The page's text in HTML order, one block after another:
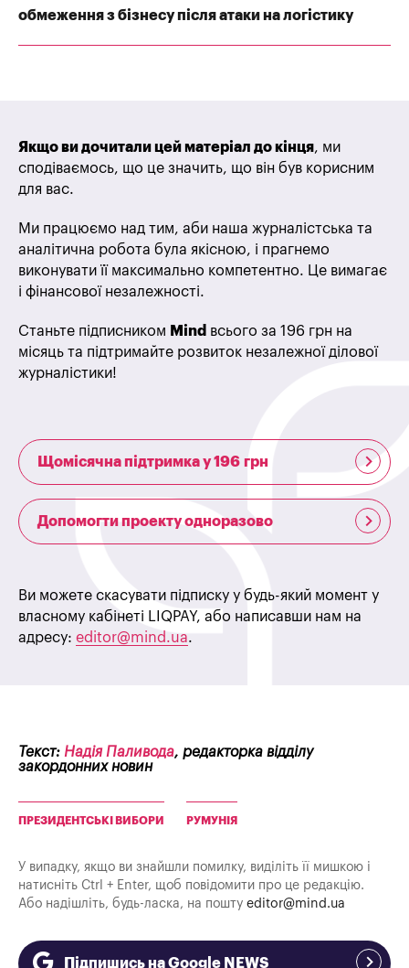
обмеження з бізнесу після атаки на логістику
Якщо ви дочитали цей матеріал до кінця, ми
сподіваємось, що це значить, що він був корисним
для вас.
Ми працюємо над тим, аби наша журналістська та
аналітична робота була якісною, і прагнемо
виконувати її максимально компетентно. Це вимагає
і фінансової незалежності.
Станьте підписником Mind всього за 196 грн на
місяць та підтримайте розвиток незалежної ділової
журналістики!
Щомісячна підтримка у 196 грн
Допомогти проекту одноразово
Ви можете скасувати підписку у будь-який момент у
власному кабінеті LIQPAY, або написавши нам на
адресу: editor@mind.ua.
Текст: Надія Паливода, редакторка відділу
закордонних новин
ПРЕЗИДЕНТСЬКІ ВИБОРИ РУМУНІЯ
У випадку, якщо ви знайшли помилку, виділіть її мишкою і
натисніть Ctrl + Enter, щоб повідомити про це редакцію.
Або надішліть, будь-ласка, на пошту editor@mind.ua
Підпишись на Google NEWS